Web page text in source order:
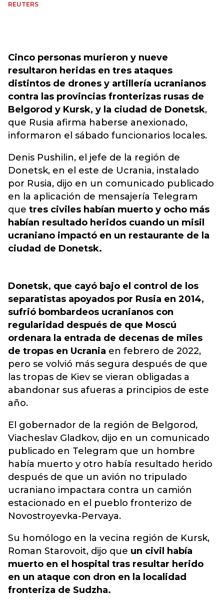
REUTERS
Cinco personas murieron y nueve
resultaron heridas en tres ataques
distintos de drones y artillería ucranianos
contra las provincias fronterizas rusas de
Belgorod y Kursk, y la ciudad de Donetsk,
que Rusia afirma haberse anexionado,
informaron el sábado funcionarios locales.
Denis Pushilin, el jefe de la región de
Donetsk, en el este de Ucrania, instalado
por Rusia, dijo en un comunicado publicado
en la aplicación de mensajería Telegram
que tres civiles habían muerto y ocho más
habían resultado heridos cuando un misil
ucraniano impactó en un restaurante de la
ciudad de Donetsk.
Donetsk, que cayó bajo el control de los
separatistas apoyados por Rusia en 2014,
sufrió bombardeos ucranianos con
regularidad después de que Moscú
ordenara la entrada de decenas de miles
de tropas en Ucrania en febrero de 2022,
pero se volvió más segura después de que
las tropas de Kiev se vieran obligadas a
abandonar sus afueras a principios de este
año.
El gobernador de la región de Belgorod,
Viacheslav Gladkov, dijo en un comunicado
publicado en Telegram que un hombre
había muerto y otro había resultado herido
después de que un avión no tripulado
ucraniano impactara contra un camión
estacionado en el pueblo fronterizo de
Novostroyevka-Pervaya.
Su homólogo en la vecina región de Kursk,
Roman Starovoit, dijo que un civil había
muerto en el hospital tras resultar herido
en un ataque con dron en la localidad
fronteriza de Sudzha.